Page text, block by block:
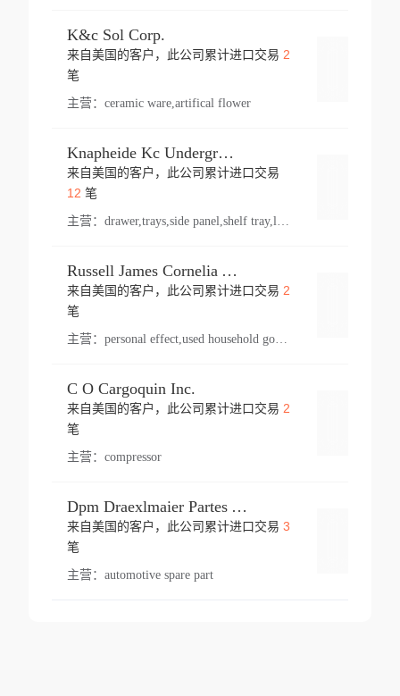
K&c Sol Corp.
来自美国的客户，此公司累计进口交易 2
笔
主营： ceramic ware,artifical flower
Knapheide Kc Underground
来自美国的客户，此公司累计进口交易
12 笔
主营：
Russell James Cornelia Arlington Va
来自美国的客户，此公司累计进口交易 2
笔
主营： personal effect,used household goods
C O Cargoquin Inc.
来自美国的客户，此公司累计进口交易 2
笔
主营： compressor
Dpm Draexlmaier Partes Automotrices Corr Ind Huejotzingo
来自美国的客户，此公司累计进口交易 3
笔
主营： automotive spare part